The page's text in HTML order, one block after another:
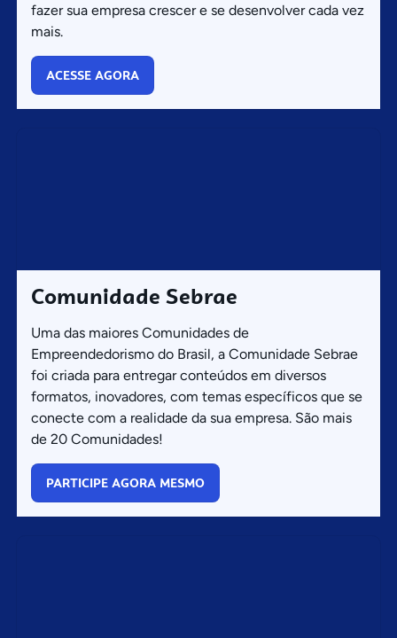
fazer sua empresa crescer e se desenvolver cada vez
mais.
ACESSE AGORA
Comunidade Sebrae
Uma das maiores Comunidades de
Empreendedorismo do Brasil, a Comunidade Sebrae
foi criada para entregar conteúdos em diversos
formatos, inovadores, com temas específicos que se
conecte com a realidade da sua empresa. São mais
de 20 Comunidades!
PARTICIPE AGORA MESMO